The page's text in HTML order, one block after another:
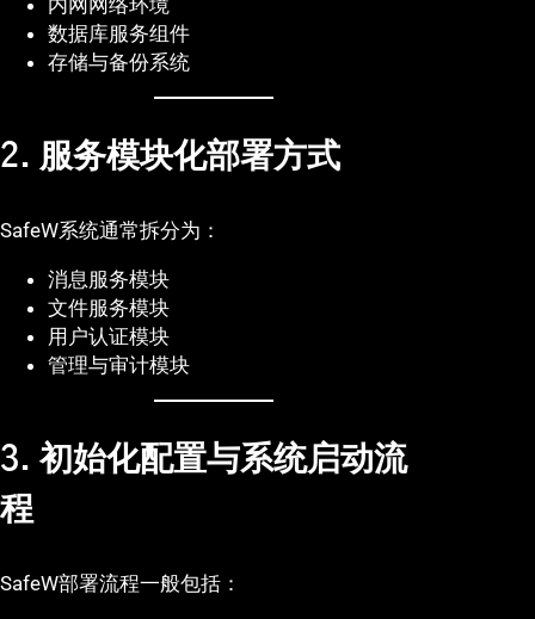
内网网络环境
数据库服务组件
存储与备份系统
2. 服务模块化部署方式
SafeW系统通常拆分为：
消息服务模块
文件服务模块
用户认证模块
管理与审计模块
3. 初始化配置与系统启动流
程
SafeW部署流程一般包括：